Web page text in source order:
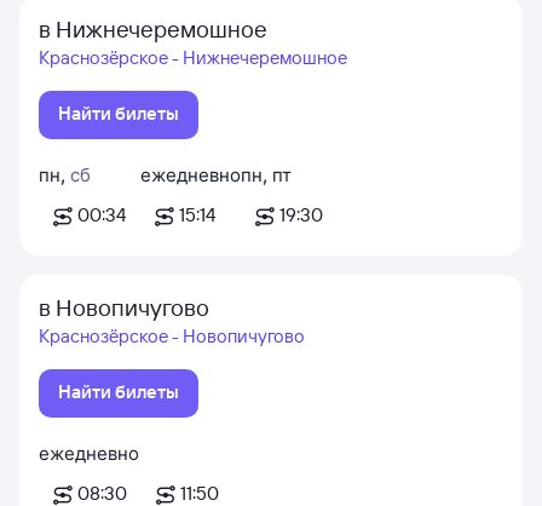
в Нижнечеремошное
Краснозёрское - Нижнечеремошное
Найти билеты
пн, сб
00:34
ежедневно
15:14
пн, пт
19:30
в Новопичугово
Краснозёрское - Новопичугово
Найти билеты
ежедневно
08:30
11:50